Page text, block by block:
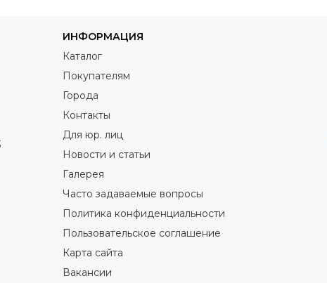
ИНФОРМАЦИЯ
Каталог
Покупателям
Города
Контакты
Для юр. лиц
Новости и статьи
Галерея
Часто задаваемые вопросы
Политика конфиденциальности
Пользовательское соглашение
Карта сайта
Вакансии